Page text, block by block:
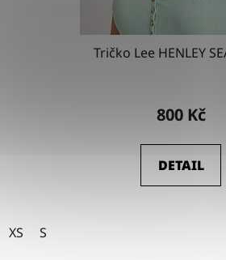
Tričko Lee HENLEY
800 Kč
DETAIL
XS S